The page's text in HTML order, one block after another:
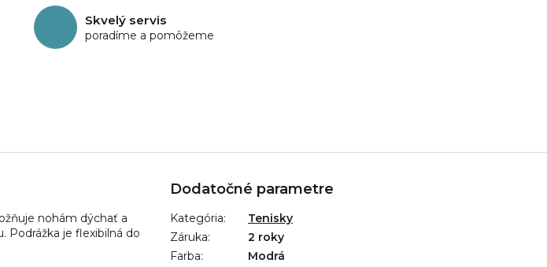
Skvelý servis
poradíme a pomôžeme
nohám dýchať a
Podrážka je flexibilná do
Dodatočné parametre
Kategória:
Tenisky
Záruka:
2 roky
Farba:
Modrá